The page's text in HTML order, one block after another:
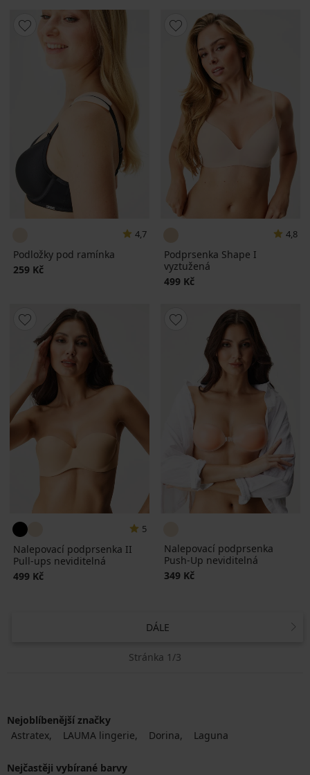
4,7
Podložky pod ramínka
259 Kč
4,8
Podprsenka Shape I
vyztužená
499 Kč
5
Nalepovací podprsenka II
Pull-ups neviditelná
499 Kč
Nalepovací podprsenka
Push-Up neviditelná
349 Kč
DÁLE
Stránka 1/3
Nejoblíbenější značky
Astratex
LAUMA lingerie Dorina Laguna
Nejčastěji vybírané barvy